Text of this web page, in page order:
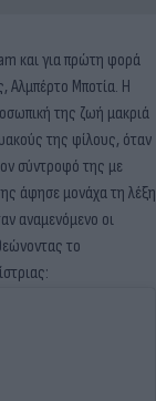
και για πρώτη φορά
Αλμπέρτο Μποτία. Η
της ζωή μακριά
της φίλους, όταν
σύντροφό της με
άφησε μονάχα τη λέξη
αναμενόμενο οι
το